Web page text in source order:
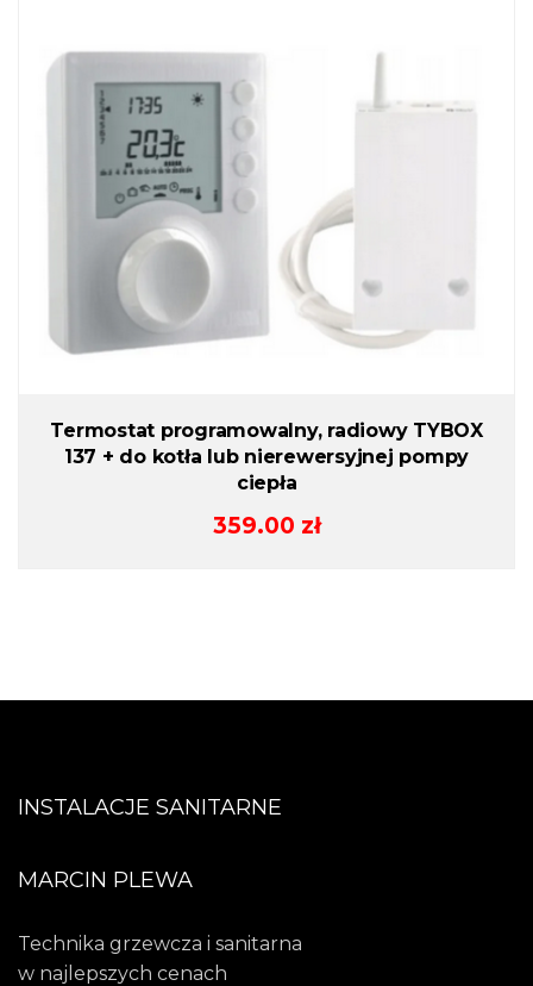
Termostat programowalny, radiowy TYBOX
137 + do kotła lub nierewersyjnej pompy
ciepła
359.00 zł
INSTALACJE SANITARNE
MARCIN PLEWA
Technika grzewcza i sanitarna
w najlepszych cenach